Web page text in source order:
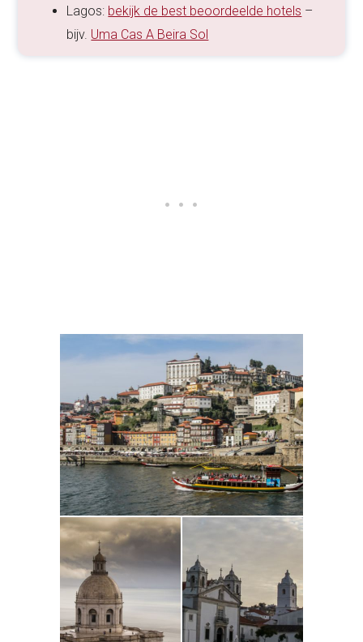
Lagos: bekijk de best beoordeelde hotels –
bijv. Uma Cas A Beira Sol